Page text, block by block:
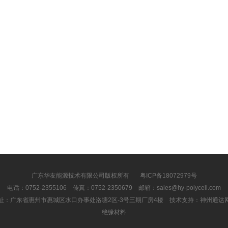
广东华友能源技术有限公司版权所有 粤ICP备18072979号
电话：0752-2355106 传真：0752-2350679 邮箱：sales@hy-polycell.com
：广东省惠州市惠城区水口办事处洛塘2区-3号三期厂房4楼 技术支持： 神州通达
绝缘材料